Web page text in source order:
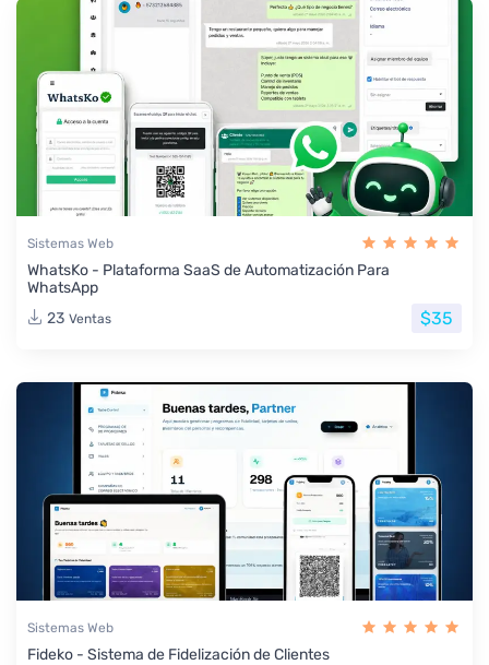
Sistemas Web
WhatsKo - Plataforma SaaS de Automatización Para
WhatsApp
23 Ventas $35
Sistemas Web
Fideko - Sistema de Fidelización de Clientes